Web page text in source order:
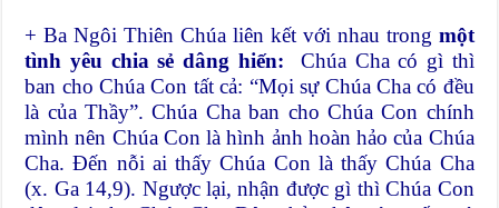
+ Ba Ngôi Thiên Chúa liên kết với nhau trong một
tình yêu chia sẻ dâng hiến: Chúa Cha có gì thì
ban cho Chúa Con tất cả: “Mọi sự Chúa Cha có đều
là của Thầy”. Chúa Cha ban cho Chúa Con chính
mình nên Chúa Con là hình ảnh hoàn hảo của Chúa
Cha. Đến nỗi ai thấy Chúa Con là thấy Chúa Cha
(x. Ga 14,9). Ngược lại, nhận được gì thì Chúa Con